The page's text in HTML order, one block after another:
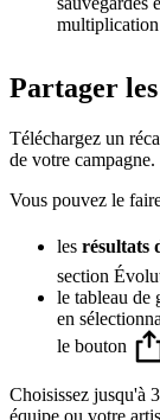
multiplication
Partager
Téléchargez un
de votre campagne.
Vous pouvez le
les résultats
section
le tableau de
en
le bouton
Choisissez jusqu'à